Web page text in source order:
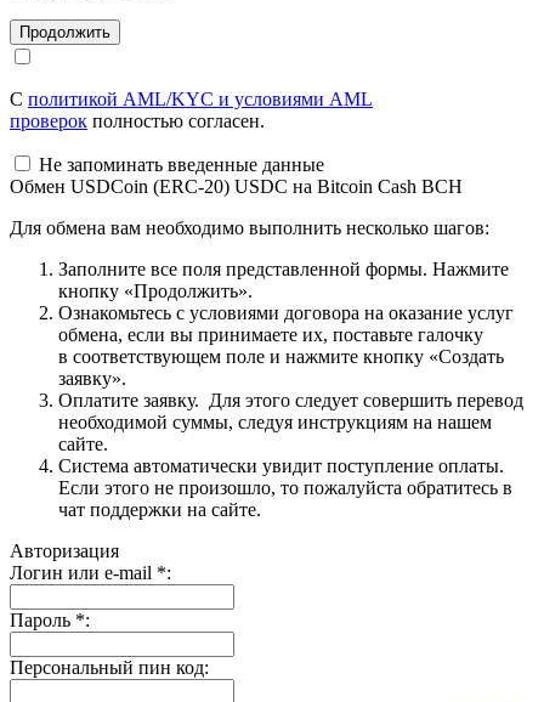
С политикой AML/KYC и условиями AML
проверок полностью согласен.
Не запоминать введенные данные
Обмен USDCoin (ERC-20) USDC на Bitcoin Cash BCH
Для обмена вам необходимо выполнить несколько шагов:
Заполните все поля представленной формы. Нажмите
кнопку «Продолжить».
Ознакомьтесь с условиями договора на оказание услуг
обмена, если вы принимаете их, поставьте галочку
в соответствующем поле и нажмите кнопку «Создать
заявку».
Оплатите заявку. Для этого следует совершить перевод
необходимой суммы, следуя инструкциям на нашем
сайте.
Система автоматически увидит поступление оплаты.
Если этого не произошло, то пожалуйста обратитесь в
чат поддержки на сайте.
Авторизация
Логин или e-mail *:
Пароль *:
Персональный пин код: